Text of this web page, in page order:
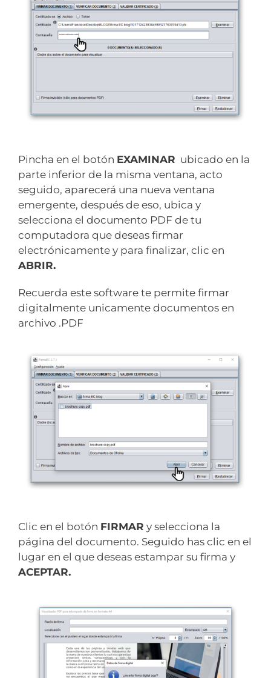
Pincha en el botón EXAMINAR ubicado en la
parte inferior de la misma ventana, acto
seguido, aparecerá una nueva ventana
emergente, después de eso, ubica y
selecciona el documento PDF de tu
computadora que deseas firmar
electrónicamente y para finalizar, clic en
ABRIR.
Recuerda este software te permite firmar
digitalmente unicamente documentos en
archivo .PDF
Clic en el botón FIRMAR y selecciona la
página del documento. Seguido has clic en el
lugar en el que deseas estampar su firma y
ACEPTAR.